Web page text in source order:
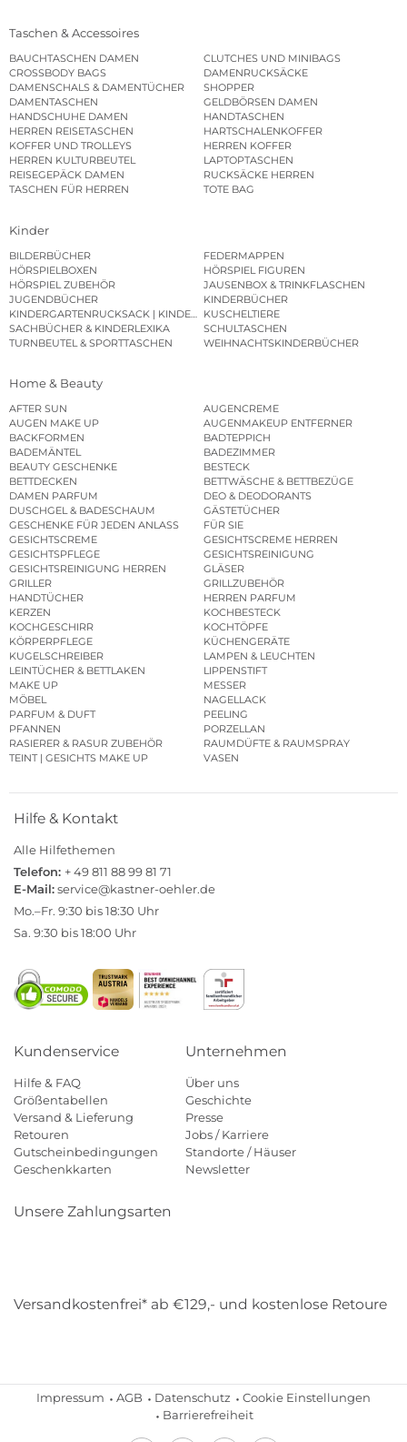
Taschen & Accessoires
BAUCHTASCHEN DAMEN
CLUTCHES UND MINIBAGS
CROSSBODY BAGS
DAMENRUCKSÄCKE
DAMENSCHALS & DAMENTÜCHER
SHOPPER
DAMENTASCHEN
GELDBÖRSEN DAMEN
HANDSCHUHE DAMEN
HANDTASCHEN
HERREN REISETASCHEN
HARTSCHALENKOFFER
KOFFER UND TROLLEYS
HERREN KOFFER
HERREN KULTURBEUTEL
LAPTOPTASCHEN
REISEGEPÄCK DAMEN
RUCKSÄCKE HERREN
TASCHEN FÜR HERREN
TOTE BAG
Kinder
BILDERBÜCHER
FEDERMAPPEN
HÖRSPIELBOXEN
HÖRSPIEL FIGUREN
HÖRSPIEL ZUBEHÖR
JAUSENBOX & TRINKFLASCHEN
JUGENDBÜCHER
KINDERBÜCHER
KINDERGARTENRUCKSACK | KINDERGARTENBEUTEL
KUSCHELTIERE
SACHBÜCHER & KINDERLEXIKA
SCHULTASCHEN
TURNBEUTEL & SPORTTASCHEN
WEIHNACHTSKINDERBÜCHER
Home & Beauty
AFTER SUN
AUGENCREME
AUGEN MAKE UP
AUGENMAKEUP ENTFERNER
BACKFORMEN
BADTEPPICH
BADEMÄNTEL
BADEZIMMER
BEAUTY GESCHENKE
BESTECK
BETTDECKEN
BETTWÄSCHE & BETTBEZÜGE
DAMEN PARFUM
DEO & DEODORANTS
DUSCHGEL & BADESCHAUM
GÄSTETÜCHER
GESCHENKE FÜR JEDEN ANLASS
FÜR SIE
GESICHTSCREME
GESICHTSCREME HERREN
GESICHTSPFLEGE
GESICHTSREINIGUNG
GESICHTSREINIGUNG HERREN
GLÄSER
GRILLER
GRILLZUBEHÖR
HANDTÜCHER
HERREN PARFUM
KERZEN
KOCHBESTECK
KOCHGESCHIRR
KOCHTÖPFE
KÖRPERPFLEGE
KÜCHENGERÄTE
KUGELSCHREIBER
LAMPEN & LEUCHTEN
LEINTÜCHER & BETTLAKEN
LIPPENSTIFT
MAKE UP
MESSER
MÖBEL
NAGELLACK
PARFUM & DUFT
PEELING
PFANNEN
PORZELLAN
RASIERER & RASUR ZUBEHÖR
RAUMDÜFTE & RAUMSPRAY
TEINT | GESICHTS MAKE UP
VASEN
Hilfe & Kontakt
Alle Hilfethemen
Telefon: + 49 811 88 99 81 71
E-Mail:service@kastner-oehler.de
Mo.–Fr. 9:30 bis 18:30 Uhr
Sa. 9:30 bis 18:00 Uhr
Kundenservice
Hilfe & FAQ
Größentabellen
Versand & Lieferung
Retouren
Gutscheinbedingungen
Geschenkkarten
Unternehmen
Über uns
Geschichte
Presse
Jobs / Karriere
Standorte / Häuser
Newsletter
Unsere Zahlungsarten
Versandkostenfrei* ab €129,- und kostenlose Retoure
Impressum AGB Datenschutz
Cookie Einstellungen
Barrierefreiheit